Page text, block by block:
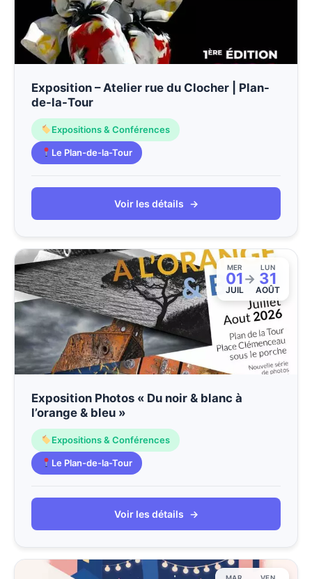
Exposition – Atelier rue du Clocher | Plan-
de-la-Tour
Expositions & Conférences
Le Plan-de-la-Tour
Voir les détails →
MER
01
JUIL
→
LUN
31
AOÛT
Exposition Photos « Du noir & blanc à
l’orange & bleu »
Expositions & Conférences
Le Plan-de-la-Tour
Voir les détails →
MAR VEN